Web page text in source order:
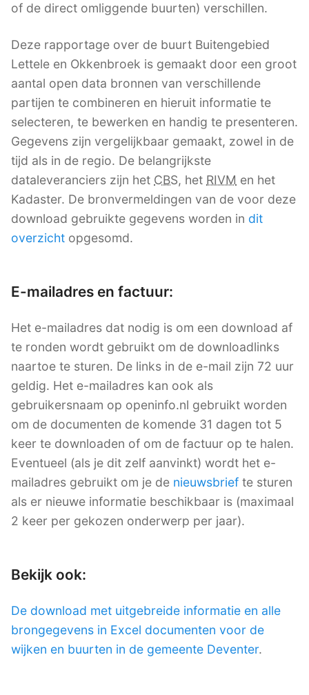
of de direct omliggende buurten) verschillen.
Deze rapportage over de buurt Buitengebied
Lettele en Okkenbroek is gemaakt door een groot
aantal open data bronnen van verschillende
partijen te combineren en hieruit informatie te
selecteren, te bewerken en handig te presenteren.
Gegevens zijn vergelijkbaar gemaakt, zowel in de
tijd als in de regio. De belangrijkste
dataleveranciers zijn het CBS, het RIVM en het
Kadaster. De bronvermeldingen van de voor deze
download gebruikte gegevens worden in dit
overzicht opgesomd.
E-mailadres en factuur:
Het e-mailadres dat nodig is om een download af
te ronden wordt gebruikt om de downloadlinks
naartoe te sturen. De links in de e-mail zijn 72 uur
geldig. Het e-mailadres kan ook als
gebruikersnaam op openinfo.nl gebruikt worden
om de documenten de komende 31 dagen tot 5
keer te downloaden of om de factuur op te halen.
Eventueel (als je dit zelf aanvinkt) wordt het e-
mailadres gebruikt om je de nieuwsbrief te sturen
als er nieuwe informatie beschikbaar is (maximaal
2 keer per gekozen onderwerp per jaar).
Bekijk ook:
De download met uitgebreide informatie en alle
brongegevens in Excel documenten voor de
wijken en buurten in de gemeente Deventer.